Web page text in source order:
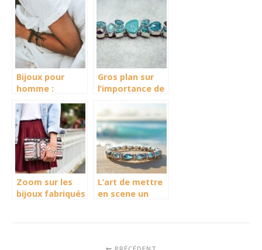
spirituelle, mais
de quoi s’agit-il
?
Bijoux pour
homme :
choisir le
bracelet idéal ?
Gros plan sur
l’importance de
bracelet
énergétique
Zoom sur les
bijoux fabriqués
L’art de mettre
en scene un